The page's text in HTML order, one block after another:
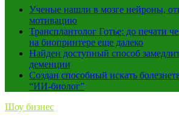
Ученые нашли в мозге нейроны,
мотивацию
Трансплантолог Готье: до печати
на биопринтере еще далеко
Найден доступный способ
деменции
Создан способный искать
“ИИ-биолог”
Шоу бизнес